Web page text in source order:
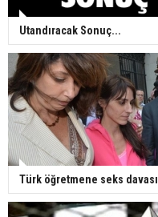
Utandıracak Sonuç...
Türk öğretmene seks davası